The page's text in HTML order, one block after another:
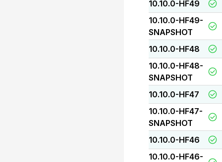
10.10.0-HF49
10.10.0-HF49-
SNAPSHOT
10.10.0-HF48
10.10.0-HF48-
SNAPSHOT
10.10.0-HF47
10.10.0-HF47-
SNAPSHOT
10.10.0-HF46
10.10.0-HF46-